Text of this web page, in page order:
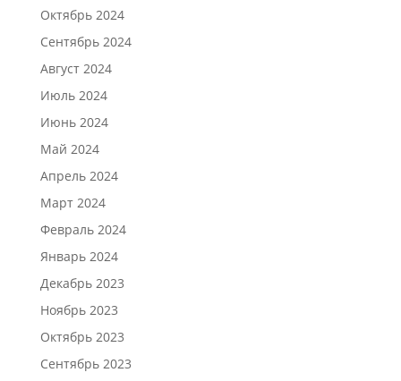
Октябрь 2024
Сентябрь 2024
Август 2024
Июль 2024
Июнь 2024
Май 2024
Апрель 2024
Март 2024
Февраль 2024
Январь 2024
Декабрь 2023
Ноябрь 2023
Октябрь 2023
Сентябрь 2023